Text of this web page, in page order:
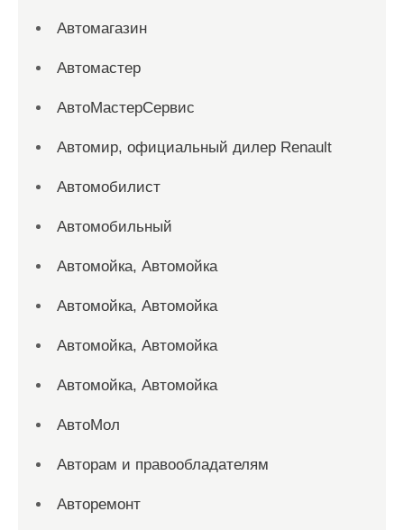
Автомагазин
Автомастер
АвтоМастерСервис
Автомир, официальный дилер Renault
Автомобилист
Автомобильный
Автомойка, Автомойка
Автомойка, Автомойка
Автомойка, Автомойка
Автомойка, Автомойка
АвтоМол
Авторам и правообладателям
Авторемонт